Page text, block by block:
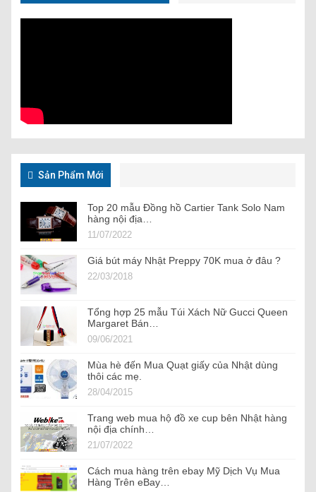
Sản Phẩm Mới
Top 20 mẫu Đồng hồ Cartier Tank Solo Nam
hàng nội địa…
11/07/2022
Giá bút máy Nhật Preppy 70K mua ở đâu ?
22/03/2018
Tổng hợp 25 mẫu Túi Xách Nữ Gucci Queen
Margaret Bán…
09/06/2021
Mùa hè đến Mua Quạt giấy của Nhật dùng
thôi các mẹ.
28/04/2015
Trang web mua hộ đồ xe cup bên Nhật hàng
nội địa chính…
21/07/2022
Cách mua hàng trên ebay Mỹ Dịch Vụ Mua
Hàng Trên eBay…